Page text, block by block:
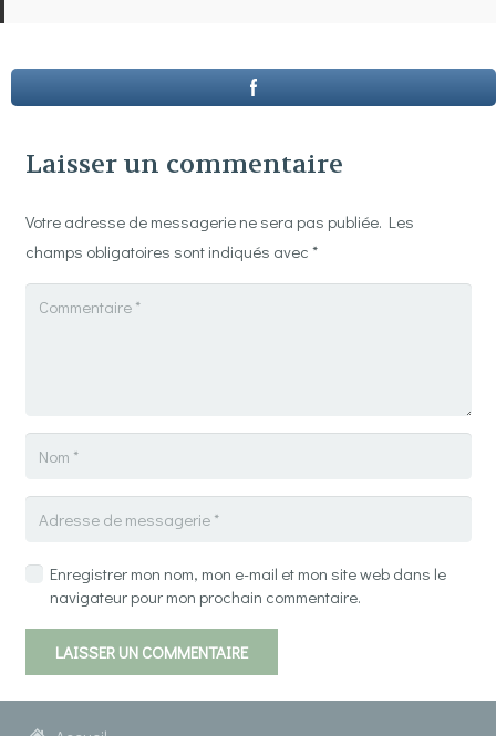
Laisser un commentaire
Votre adresse de messagerie ne sera pas publiée. Les
champs obligatoires sont indiqués avec *
Enregistrer mon nom, mon e-mail et mon site web dans le
navigateur pour mon prochain commentaire.
LAISSER UN COMMENTAIRE